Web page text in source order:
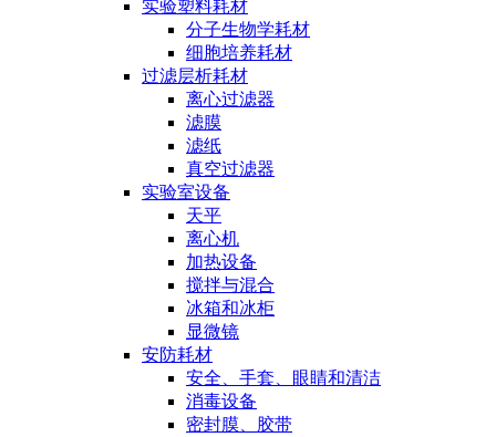
实验塑料耗材
分子生物学耗材
细胞培养耗材
过滤层析耗材
离心过滤器
滤膜
滤纸
真空过滤器
实验室设备
天平
离心机
加热设备
搅拌与混合
冰箱和冰柜
显微镜
安防耗材
安全、手套、眼睛和清洁
消毒设备
密封膜、胶带